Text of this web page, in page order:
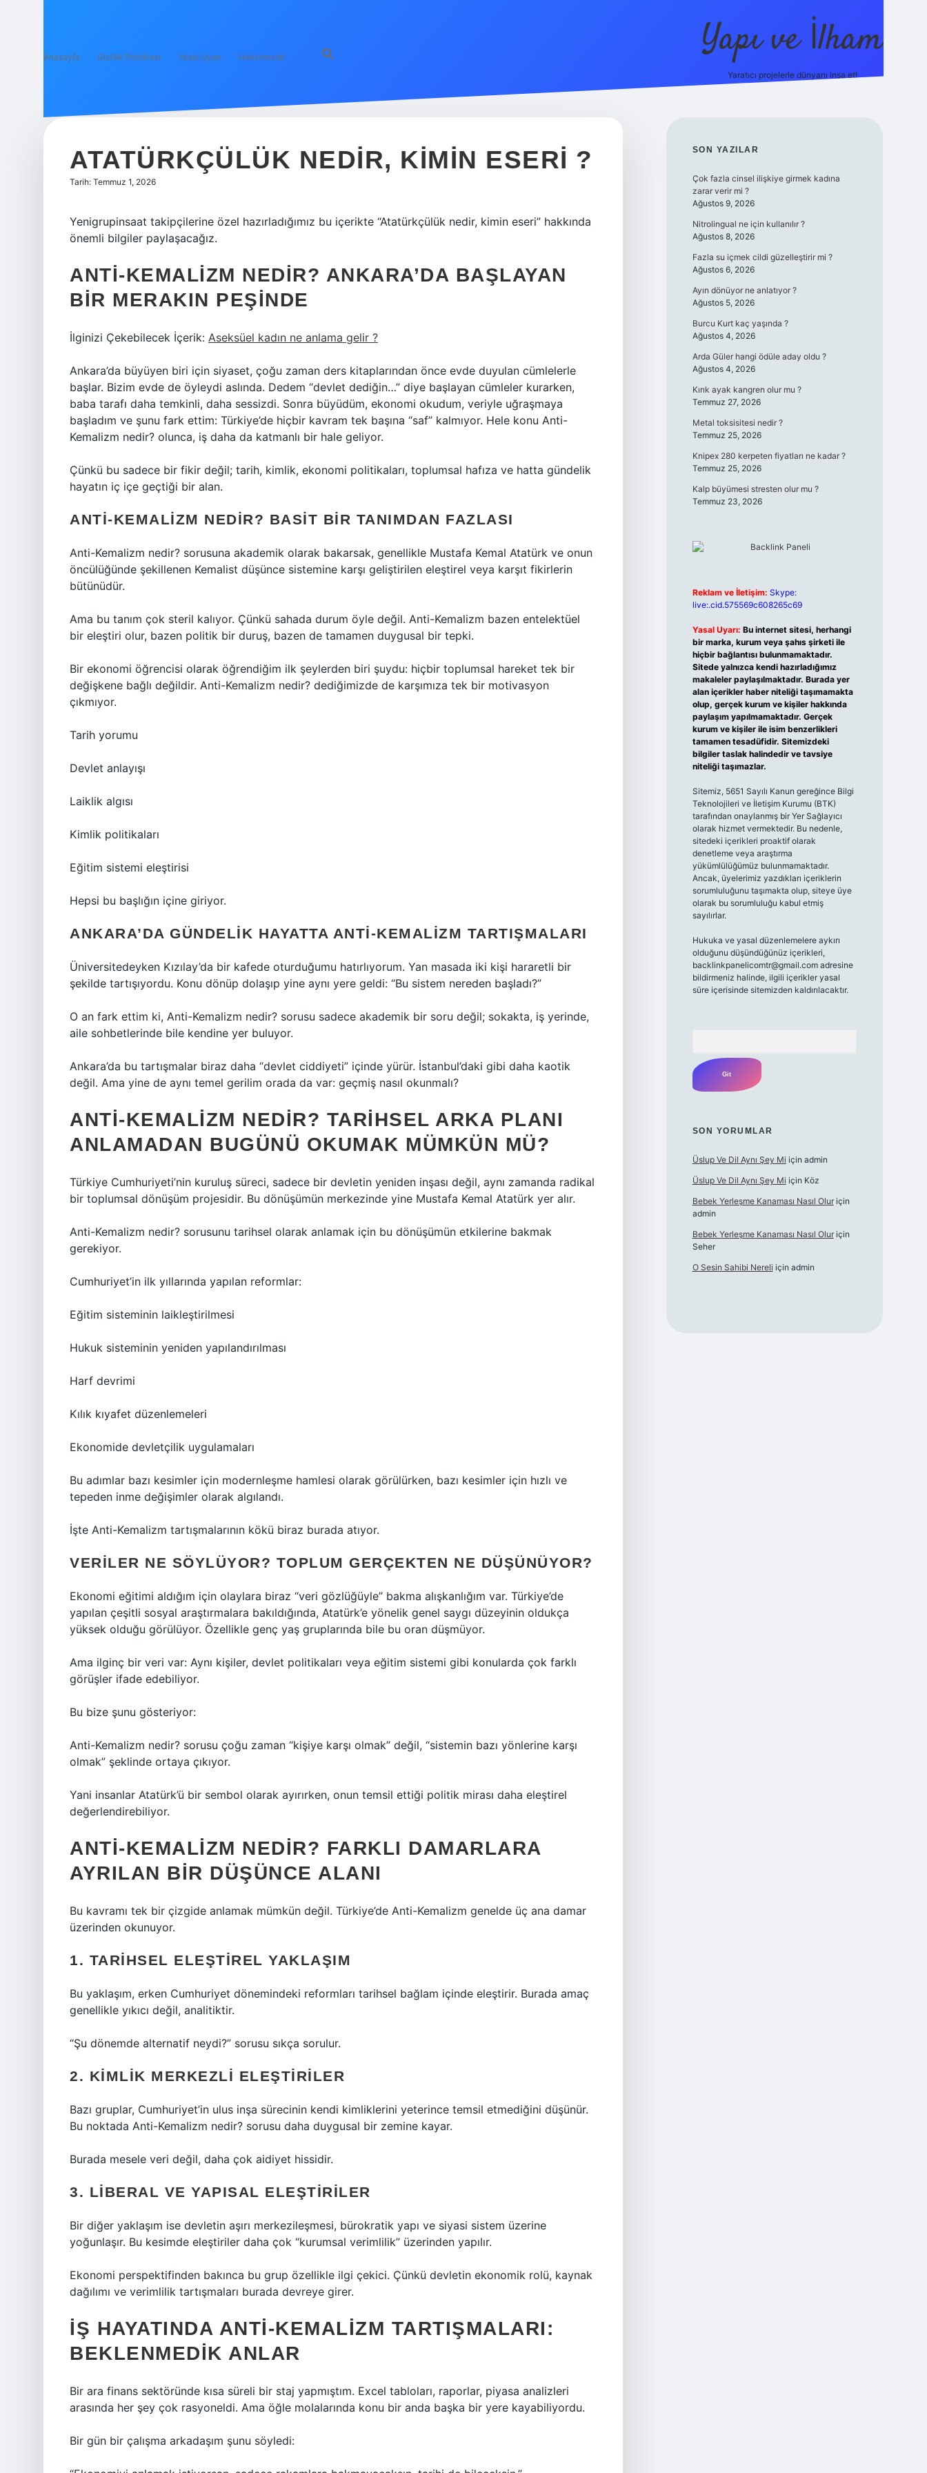
Anasayfa Gizlilik Politikası Yasal Uyarı Hakkımızda Yapı ve İlham
Yaratıcı projelerle dünyanı inşa et!
ATATÜRKÇÜLÜK NEDIR, KIMIN ESERI ?
Tarih: Temmuz 1, 2026
Yenigrupinsaat takipçilerine özel hazırladığımız bu içerikte “Atatürkçülük nedir, kimin eseri” hakkında
önemli bilgiler paylaşacağız.
ANTI-KEMALIZM NEDIR? ANKARA’DA BAŞLAYAN
BIR MERAKIN PEŞINDE
İlginizi Çekebilecek İçerik: Aseksüel kadın ne anlama gelir ?
Ankara’da büyüyen biri için siyaset, çoğu zaman ders kitaplarından önce evde duyulan cümlelerle
başlar. Bizim evde de öyleydi aslında. Dedem “devlet dediğin…” diye başlayan cümleler kurarken,
baba tarafı daha temkinli, daha sessizdi. Sonra büyüdüm, ekonomi okudum, veriyle uğraşmaya
başladım ve şunu fark ettim: Türkiye’de hiçbir kavram tek başına “saf” kalmıyor. Hele konu Anti-
Kemalizm nedir? olunca, iş daha da katmanlı bir hale geliyor.
Çünkü bu sadece bir fikir değil; tarih, kimlik, ekonomi politikaları, toplumsal hafıza ve hatta gündelik
hayatın iç içe geçtiği bir alan.
ANTI-KEMALIZM NEDIR? BASIT BIR TANIMDAN FAZLASI
Anti-Kemalizm nedir? sorusuna akademik olarak bakarsak, genellikle Mustafa Kemal Atatürk ve onun
öncülüğünde şekillenen Kemalist düşünce sistemine karşı geliştirilen eleştirel veya karşıt fikirlerin
bütünüdür.
Ama bu tanım çok steril kalıyor. Çünkü sahada durum öyle değil. Anti-Kemalizm bazen entelektüel
bir eleştiri olur, bazen politik bir duruş, bazen de tamamen duygusal bir tepki.
Bir ekonomi öğrencisi olarak öğrendiğim ilk şeylerden biri şuydu: hiçbir toplumsal hareket tek bir
değişkene bağlı değildir. Anti-Kemalizm nedir? dediğimizde de karşımıza tek bir motivasyon
çıkmıyor.
Tarih yorumu
Devlet anlayışı
Laiklik algısı
Kimlik politikaları
Eğitim sistemi eleştirisi
Hepsi bu başlığın içine giriyor.
ANKARA’DA GÜNDELIK HAYATTA ANTI-KEMALIZM TARTIŞMALARI
Üniversitedeyken Kızılay’da bir kafede oturduğumu hatırlıyorum. Yan masada iki kişi hararetli bir
şekilde tartışıyordu. Konu dönüp dolaşıp yine aynı yere geldi: “Bu sistem nereden başladı?”
O an fark ettim ki, Anti-Kemalizm nedir? sorusu sadece akademik bir soru değil; sokakta, iş yerinde,
aile sohbetlerinde bile kendine yer buluyor.
Ankara’da bu tartışmalar biraz daha “devlet ciddiyeti” içinde yürür. İstanbul’daki gibi daha kaotik
değil. Ama yine de aynı temel gerilim orada da var: geçmiş nasıl okunmalı?
ANTI-KEMALIZM NEDIR? TARIHSEL ARKA PLANI
ANLAMADAN BUGÜNÜ OKUMAK MÜMKÜN MÜ?
Türkiye Cumhuriyeti’nin kuruluş süreci, sadece bir devletin yeniden inşası değil, aynı zamanda radikal
bir toplumsal dönüşüm projesidir. Bu dönüşümün merkezinde yine Mustafa Kemal Atatürk yer alır.
Anti-Kemalizm nedir? sorusunu tarihsel olarak anlamak için bu dönüşümün etkilerine bakmak
gerekiyor.
Cumhuriyet’in ilk yıllarında yapılan reformlar:
Eğitim sisteminin laikleştirilmesi
Hukuk sisteminin yeniden yapılandırılması
Harf devrimi
Kılık kıyafet düzenlemeleri
Ekonomide devletçilik uygulamaları
Bu adımlar bazı kesimler için modernleşme hamlesi olarak görülürken, bazı kesimler için hızlı ve
tepeden inme değişimler olarak algılandı.
İşte Anti-Kemalizm tartışmalarının kökü biraz burada atıyor.
VERILER NE SÖYLÜYOR? TOPLUM GERÇEKTEN NE DÜŞÜNÜYOR?
Ekonomi eğitimi aldığım için olaylara biraz “veri gözlüğüyle” bakma alışkanlığım var. Türkiye’de
yapılan çeşitli sosyal araştırmalara bakıldığında, Atatürk’e yönelik genel saygı düzeyinin oldukça
yüksek olduğu görülüyor. Özellikle genç yaş gruplarında bile bu oran düşmüyor.
Ama ilginç bir veri var: Aynı kişiler, devlet politikaları veya eğitim sistemi gibi konularda çok farklı
görüşler ifade edebiliyor.
Bu bize şunu gösteriyor:
Anti-Kemalizm nedir? sorusu çoğu zaman “kişiye karşı olmak” değil, “sistemin bazı yönlerine karşı
olmak” şeklinde ortaya çıkıyor.
Yani insanlar Atatürk’ü bir sembol olarak ayırırken, onun temsil ettiği politik mirası daha eleştirel
değerlendirebiliyor.
ANTI-KEMALIZM NEDIR? FARKLI DAMARLARA
AYRILAN BIR DÜŞÜNCE ALANI
Bu kavramı tek bir çizgide anlamak mümkün değil. Türkiye’de Anti-Kemalizm genelde üç ana damar
üzerinden okunuyor.
1. TARIHSEL ELEŞTIREL YAKLAŞIM
Bu yaklaşım, erken Cumhuriyet dönemindeki reformları tarihsel bağlam içinde eleştirir. Burada amaç
genellikle yıkıcı değil, analitiktir.
“Şu dönemde alternatif neydi?” sorusu sıkça sorulur.
2. KIMLIK MERKEZLI ELEŞTIRILER
Bazı gruplar, Cumhuriyet’in ulus inşa sürecinin kendi kimliklerini yeterince temsil etmediğini düşünür.
Bu noktada Anti-Kemalizm nedir? sorusu daha duygusal bir zemine kayar.
Burada mesele veri değil, daha çok aidiyet hissidir.
3. LIBERAL VE YAPISAL ELEŞTIRILER
Bir diğer yaklaşım ise devletin aşırı merkezileşmesi, bürokratik yapı ve siyasi sistem üzerine
yoğunlaşır. Bu kesimde eleştiriler daha çok “kurumsal verimlilik” üzerinden yapılır.
Ekonomi perspektifinden bakınca bu grup özellikle ilgi çekici. Çünkü devletin ekonomik rolü, kaynak
dağılımı ve verimlilik tartışmaları burada devreye girer.
İŞ HAYATINDA ANTI-KEMALIZM TARTIŞMALARI:
BEKLENMEDIK ANLAR
Bir ara finans sektöründe kısa süreli bir staj yapmıştım. Excel tabloları, raporlar, piyasa analizleri
arasında her şey çok rasyoneldi. Ama öğle molalarında konu bir anda başka bir yere kayabiliyordu.
Bir gün bir çalışma arkadaşım şunu söyledi:
SIDEBAR
SON YAZILAR
Çok fazla cinsel ilişkiye girmek kadına
zarar verir mi ?
Ağustos 9, 2026
Nitrolingual ne için kullanılır ?
Ağustos 8, 2026
Fazla su içmek cildi güzelleştirir mi ?
Ağustos 6, 2026
Ayın dönüyor ne anlatıyor ?
Ağustos 5, 2026
Burcu Kurt kaç yaşında ?
Ağustos 4, 2026
Arda Güler hangi ödüle aday oldu ?
Ağustos 4, 2026
Kırık ayak kangren olur mu ?
Temmuz 27, 2026
Metal toksisitesi nedir ?
Temmuz 25, 2026
Knipex 280 kerpeten fiyatları ne kadar ?
Temmuz 25, 2026
Kalp büyümesi stresten olur mu ?
Temmuz 23, 2026
Reklam ve İletişim: Skype:
live:.cid.575569c608265c69
Yasal Uyarı: Bu internet sitesi, herhangi
bir marka, kurum veya şahıs şirketi ile
hiçbir bağlantısı bulunmamaktadır.
Sitede yalnızca kendi hazırladığımız
makaleler paylaşılmaktadır. Burada yer
alan içerikler haber niteliği taşımamakta
olup, gerçek kurum ve kişiler hakkında
paylaşım yapılmamaktadır. Gerçek
kurum ve kişiler ile isim benzerlikleri
tamamen tesadüfidir. Sitemizdeki
bilgiler taslak halindedir ve tavsiye
niteliği taşımazlar.
Sitemiz, 5651 Sayılı Kanun gereğince Bilgi
Teknolojileri ve İletişim Kurumu (BTK)
tarafından onaylanmış bir Yer Sağlayıcı
olarak hizmet vermektedir. Bu nedenle,
sitedeki içerikleri proaktif olarak
denetleme veya araştırma
yükümlülüğümüz bulunmamaktadır.
Ancak, üyelerimiz yazdıkları içeriklerin
sorumluluğunu taşımakta olup, siteye üye
olarak bu sorumluluğu kabul etmiş
sayılırlar.
Hukuka ve yasal düzenlemelere aykırı
olduğunu düşündüğünüz içerikleri,
backlinkpanelicomtr@gmail.comadresine
bildirmeniz halinde, ilgili içerikler yasal
süre içerisinde sitemizden kaldırılacaktır.
SON YORUMLAR
Üslup Ve Dil Aynı Şey Mi için admin
Üslup Ve Dil Aynı Şey Mi için Köz
Bebek Yerleşme Kanaması Nasıl Oluriçin
admin
Bebek Yerleşme Kanaması Nasıl Oluriçin
Seher
O Sesin Sahibi Nereli için admin